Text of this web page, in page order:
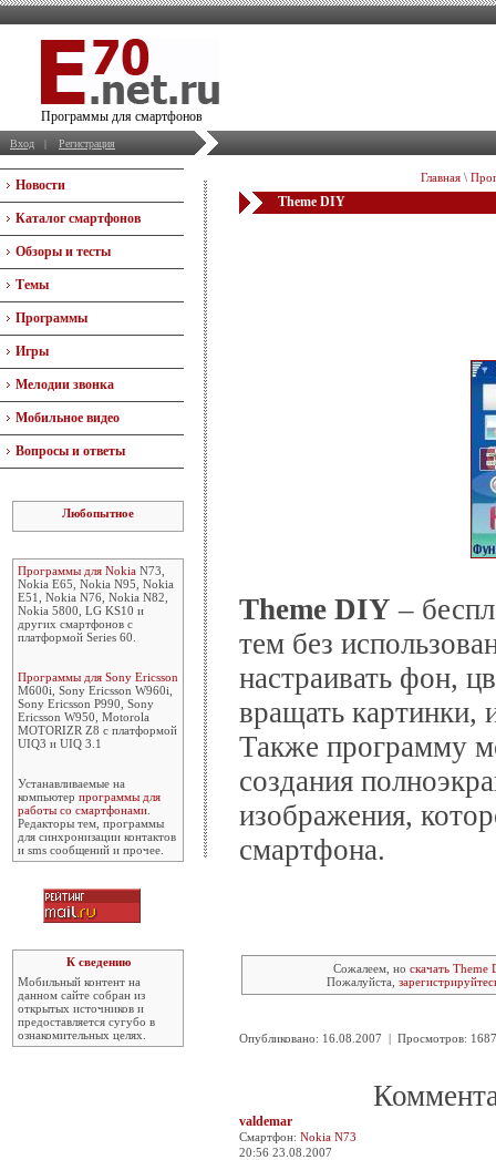
Программы для смартфонов
Вход | Регистрация
Новости
Каталог смартфонов
Обзоры и тесты
Темы
Программы
Игры
Мелодии звонка
Мобильное видео
Вопросы и ответы
Любопытное
Программы для Nokia N73,
Nokia E65, Nokia N95, Nokia
E51, Nokia N76, Nokia N82,
Nokia 5800, LG KS10 и
других смартфонов с
платформой Series 60.
Программы для Sony Ericsson
M600i, Sony Ericsson W960i,
Sony Ericsson P990, Sony
Ericsson W950, Motorola
MOTORIZR Z8 с платформой
UIQ3 и UIQ 3.1
Устанавливаемые на
компьютер программы для
работы со смартфонами
Редакторы тем, программы
для синхронизации контактов
и sms сообщений и прочее.
К сведению
Мобильный контент на
данном сайте собран из
открытых источников и
предоставляется сугубо в
ознакомительных целях.
Главная \
Theme DIY
Theme DIY –
тем без
настраивать фон,
вращать картинки,
Также программу
создания
изображения,
смартфона.
Сожалеем, но скачать Theme
Пожалуйста,
Опубликовано: 16.08.2007 | Просмотров:
valdemar
Смартфон: Nokia N73
20:56 23.08.2007